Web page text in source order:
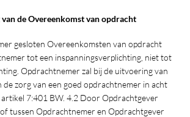
de Overeenkomst van opdracht
gesloten Overeenkomsten van opdracht
tot een inspanningsverplichting, niet tot
Opdrachtnemer zal bij de uitvoering van
de zorg van een goed opdrachtnemer in acht
artikel 7:401 BW. 4.2 Door Opdrachtgever
tussen Opdrachtnemer en Opdrachtgever